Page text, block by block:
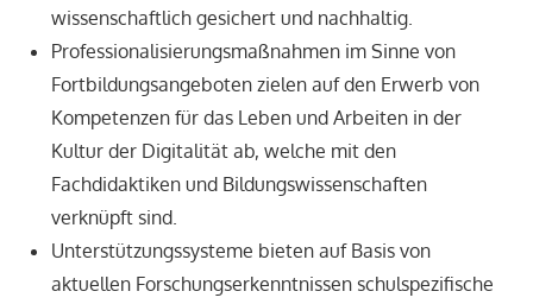
wissenschaftlich gesichert und nachhaltig.
Professionalisierungsmaßnahmen im Sinne von
Fortbildungsangeboten zielen auf den Erwerb von
Kompetenzen für das Leben und Arbeiten in der
Kultur der Digitalität ab, welche mit den
Fachdidaktiken und Bildungswissenschaften
verknüpft sind.
Unterstützungssysteme bieten auf Basis von
aktuellen Forschungserkenntnissen schulspezifische